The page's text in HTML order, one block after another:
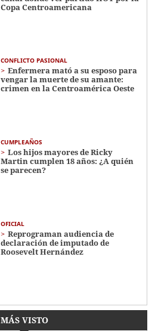
Copa Centroamericana
CONFLICTO PASIONAL
Enfermera mató a su esposo para
vengar la muerte de su amante:
crimen en la Centroamérica Oeste
CUMPLEAÑOS
Los hijos mayores de Ricky
Martin cumplen 18 años: ¿A quién
se parecen?
OFICIAL
Reprograman audiencia de
declaración de imputado de
Roosevelt Hernández
MÁS VISTO